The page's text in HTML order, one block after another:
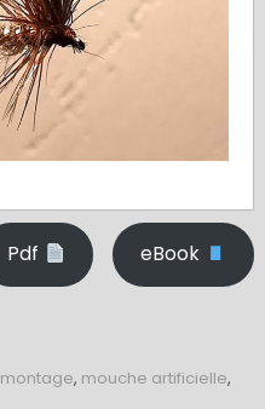
Pdf eBook
montage, mouche artificielle,